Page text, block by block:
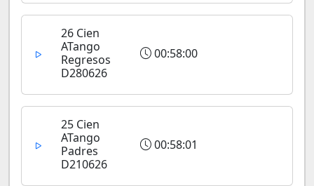
26 Cien
ATango
Regresos
D280626
00:58:00
25 Cien
ATango
Padres
D210626
00:58:01